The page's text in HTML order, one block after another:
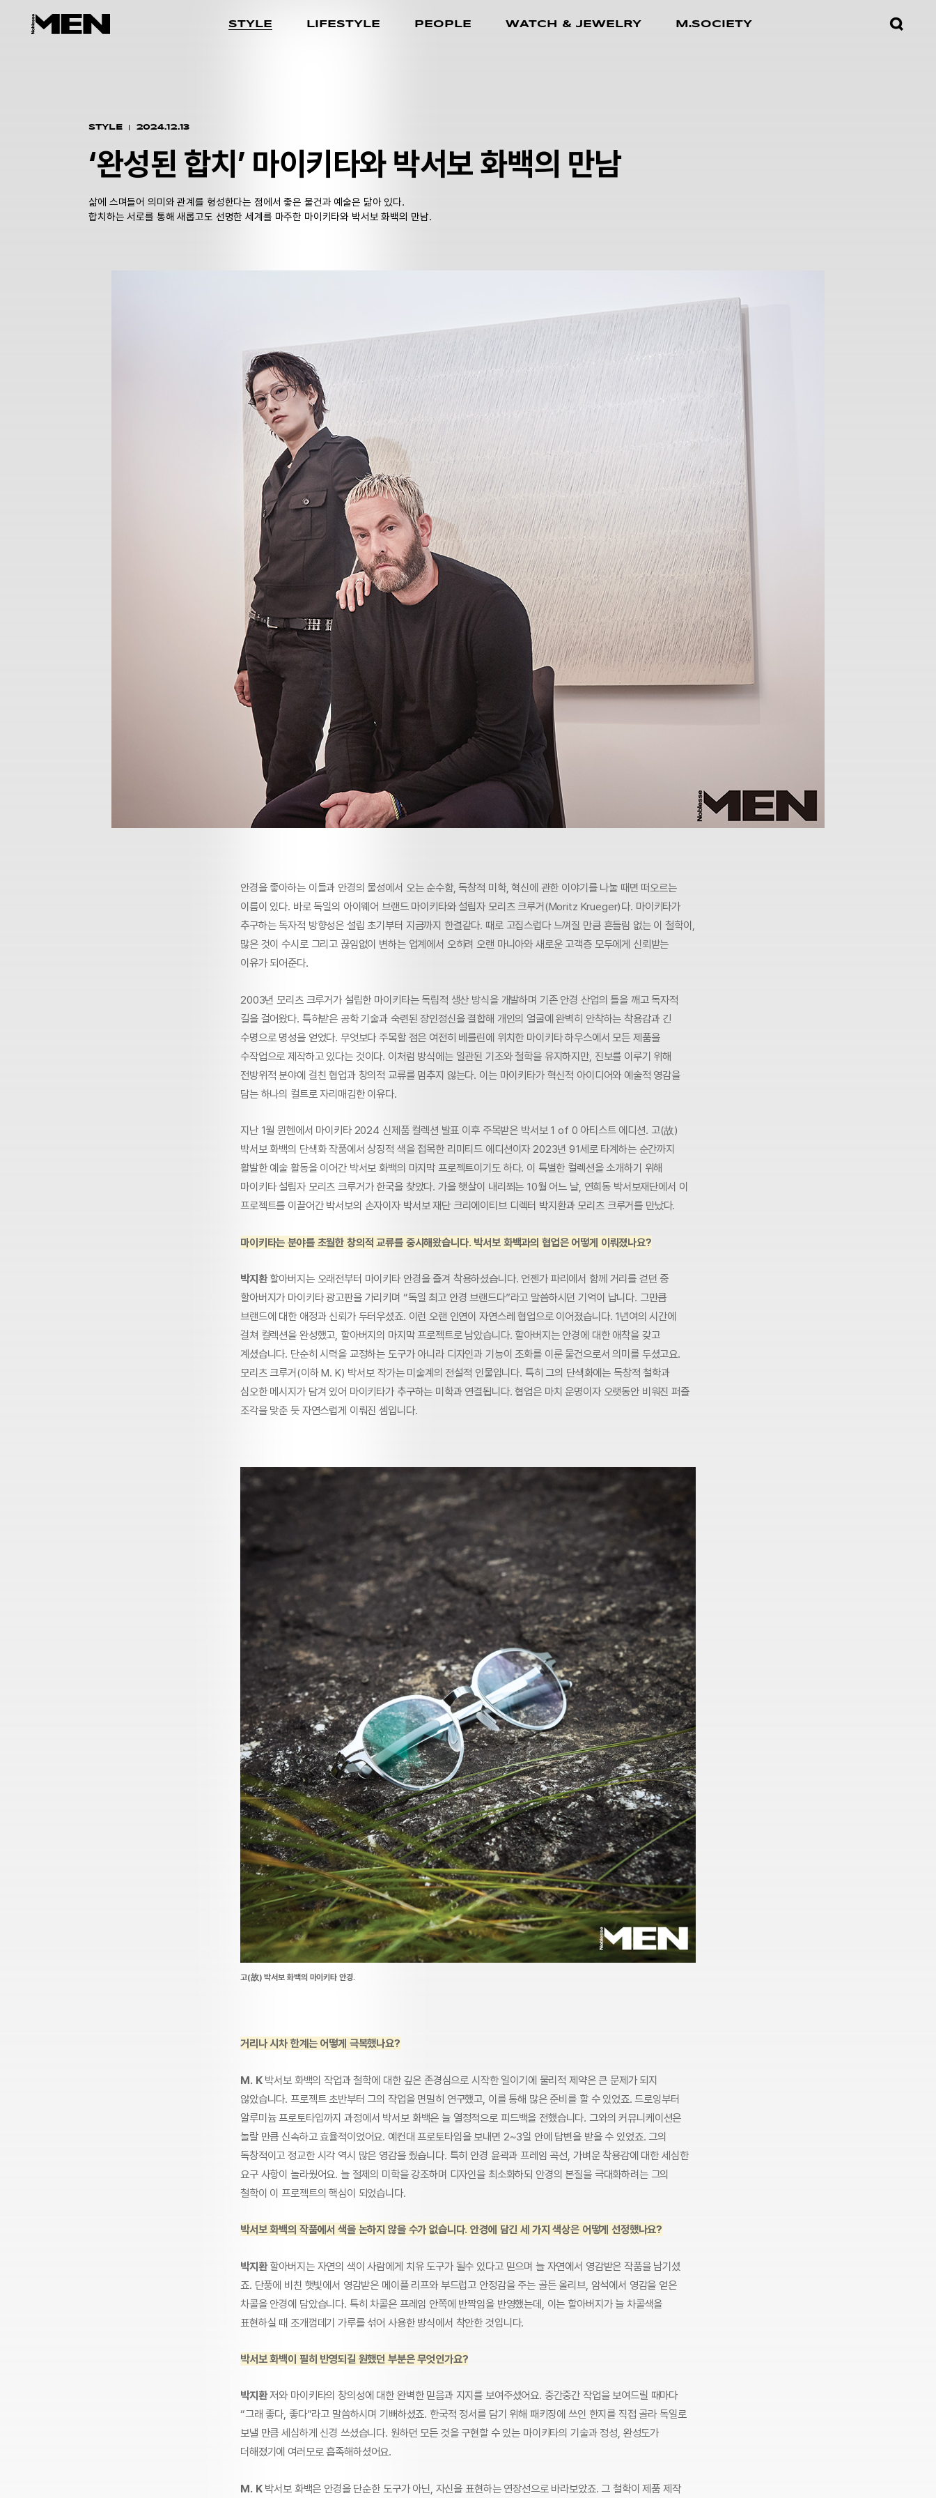
STYLE LIFESTYLE PEOPLE WATCH & JEWELRY M.SOCIETY
STYLE 2024.12.13
‘완성된 합치’ 마이키타와 박서보 화백의 만남
삶에 스며들어 의미와 관계를 형성한다는 점에서 좋은 물건과 예술은 닮아 있다.
합치하는 서로를 통해 새롭고도 선명한 세계를 마주한 마이키타와 박서보 화백의 만남.
안경을 좋아하는 이들과 안경의 물성에서 오는 순수함, 독창적 미학, 혁신에 관한 이야기를 나눌 때면 떠오르는
이름이 있다. 바로 독일의 아이웨어 브랜드 마이키타와 설립자 모리츠 크루거(Moritz Krueger)다. 마이키타가
추구하는 독자적 방향성은 설립 초기부터 지금까지 한결같다. 때로 고집스럽다 느껴질 만큼 흔들림 없는 이 철학이,
많은 것이 수시로 그리고 끊임없이 변하는 업계에서 오히려 오랜 마니아와 새로운 고객층 모두에게 신뢰받는
이유가 되어준다.
2003년 모리츠 크루거가 설립한 마이키타는 독립적 생산 방식을 개발하며 기존 안경 산업의 틀을 깨고 독자적
길을 걸어왔다. 특허받은 공학 기술과 숙련된 장인정신을 결합해 개인의 얼굴에 완벽히 안착하는 착용감과 긴
수명으로 명성을 얻었다. 무엇보다 주목할 점은 여전히 베를린에 위치한 마이키타 하우스에서 모든 제품을
수작업으로 제작하고 있다는 것이다. 이처럼 방식에는 일관된 기조와 철학을 유지하지만, 진보를 이루기 위해
전방위적 분야에 걸친 협업과 창의적 교류를 멈추지 않는다. 이는 마이키타가 혁신적 아이디어와 예술적 영감을
담는 하나의 컬트로 자리매김한 이유다.
지난 1월 뮌헨에서 마이키타 2024 신제품 컬렉션 발표 이후 주목받은 박서보 1 of 0 아티스트 에디션. 고(故)
박서보 화백의 단색화 작품에서 상징적 색을 접목한 리미티드 에디션이자 2023년 91세로 타계하는 순간까지
활발한 예술 활동을 이어간 박서보 화백의 마지막 프로젝트이기도 하다. 이 특별한 컬렉션을 소개하기 위해
마이키타 설립자 모리츠 크루거가 한국을 찾았다. 가을 햇살이 내리쬐는 10월 어느 날, 연희동 박서보재단에서 이
프로젝트를 이끌어간 박서보의 손자이자 박서보 재단 크리에이티브 디렉터 박지환과 모리츠 크루거를 만났다.
마이키타는 분야를 초월한 창의적 교류를 중시해왔습니다. 박서보 화백과의 협업은 어떻게 이뤄졌나요?
박지환할아버지는 오래전부터 마이키타 안경을 즐겨 착용하셨습니다. 언젠가 파리에서 함께 거리를 걷던 중
할아버지가 마이키타 광고판을 가리키며 “독일 최고 안경 브랜드다”라고 말씀하시던 기억이 납니다. 그만큼
브랜드에 대한 애정과 신뢰가 두터우셨죠. 이런 오랜 인연이 자연스레 협업으로 이어졌습니다. 1년여의 시간에
걸쳐 컬렉션을 완성했고, 할아버지의 마지막 프로젝트로 남았습니다. 할아버지는 안경에 대한 애착을 갖고
계셨습니다. 단순히 시력을 교정하는 도구가 아니라 디자인과 기능이 조화를 이룬 물건으로서 의미를 두셨고요.
모리츠 크루거(이하 M. K) 박서보 작가는 미술계의 전설적 인물입니다. 특히 그의 단색화에는 독창적 철학과
심오한 메시지가 담겨 있어 마이키타가 추구하는 미학과 연결됩니다. 협업은 마치 운명이자 오랫동안 비워진 퍼즐
조각을 맞춘 듯 자연스럽게 이뤄진 셈입니다.
고(故) 박서보 화백의 마이키타 안경.
거리나 시차 한계는 어떻게 극복했나요?
M. K박서보 화백의 작업과 철학에 대한 깊은 존경심으로 시작한 일이기에 물리적 제약은 큰 문제가 되지
않았습니다. 프로젝트 초반부터 그의 작업을 면밀히 연구했고, 이를 통해 많은 준비를 할 수 있었죠. 드로잉부터
알루미늄 프로토타입까지 과정에서 박서보 화백은 늘 열정적으로 피드백을 전했습니다. 그와의 커뮤니케이션은
놀랄 만큼 신속하고 효율적이었어요. 예컨대 프로토타입을 보내면 2~3일 안에 답변을 받을 수 있었죠. 그의
독창적이고 정교한 시각 역시 많은 영감을 줬습니다. 특히 안경 윤곽과 프레임 곡선, 가벼운 착용감에 대한 세심한
요구 사항이 놀라웠어요. 늘 절제의 미학을 강조하며 디자인을 최소화하되 안경의 본질을 극대화하려는 그의
철학이 이 프로젝트의 핵심이 되었습니다.
박서보 화백의 작품에서 색을 논하지 않을 수가 없습니다. 안경에 담긴 세 가지 색상은 어떻게 선정했나요?
박지환할아버지는 자연의 색이 사람에게 치유 도구가 될수 있다고 믿으며 늘 자연에서 영감받은 작품을 남기셨
죠. 단풍에 비친 햇빛에서 영감받은 메이플 리프와 부드럽고 안정감을 주는 골든 올리브, 암석에서 영감을 얻은
차콜을 안경에 담았습니다. 특히 차콜은 프레임 안쪽에 반짝임을 반영했는데, 이는 할아버지가 늘 차콜색을
표현하실 때 조개껍데기 가루를 섞어 사용한 방식에서 착안한 것입니다.
박서보 화백이 필히 반영되길 원했던 부분은 무엇인가요?
박지환저와 마이키타의 창의성에 대한 완벽한 믿음과 지지를 보여주셨어요. 중간중간 작업을 보여드릴 때마다
“그래 좋다, 좋다”라고 말씀하시며 기뻐하셨죠. 한국적 정서를 담기 위해 패키징에 쓰인 한지를 직접 골라 독일로
보낼 만큼 세심하게 신경 쓰셨습니다. 원하던 모든 것을 구현할 수 있는 마이키타의 기술과 정성, 완성도가
더해졌기에 여러모로 흡족해하셨어요.
M. K 박서보 화백은 안경을 단순한 도구가 아닌, 자신을 표현하는 연장선으로 바라보았죠. 그 철학이 제품 제작